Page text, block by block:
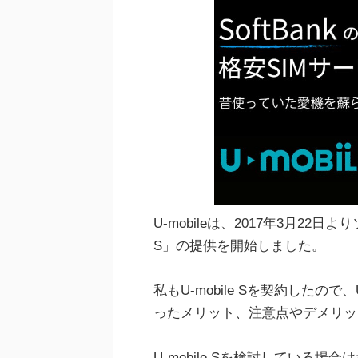
U-mobileは、2017年3月22日よ
S」の提供を開始しました。
私もU-mobile Sを契約したので
ったメリット、注意点やデメリ